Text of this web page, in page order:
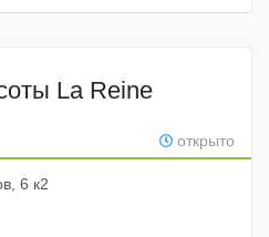
La Reine
открыто
6 к2